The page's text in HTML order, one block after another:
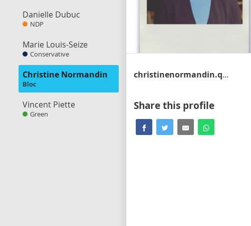
Danielle Dubuc
NDP
Marie Louis-Seize
Conservative
Christine Normandin
Bloc
Vincent Piette
Green
christinenormandin.quebec
Share this profile